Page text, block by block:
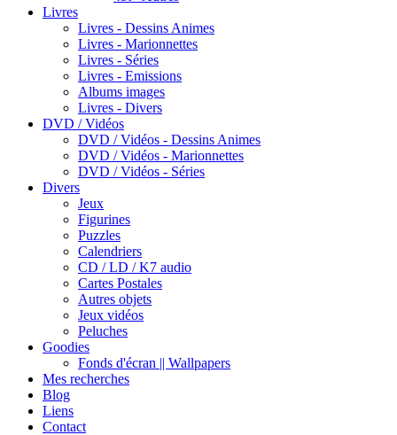
Livres
Livres - Dessins Animes
Livres - Marionnettes
Livres - Séries
Livres - Emissions
Albums images
Livres - Divers
DVD / Vidéos
DVD / Vidéos - Dessins Animes
DVD / Vidéos - Marionnettes
DVD / Vidéos - Séries
Divers
Jeux
Figurines
Puzzles
Calendriers
CD / LD / K7 audio
Cartes Postales
Autres objets
Jeux vidéos
Peluches
Goodies
Fonds d'écran || Wallpapers
Mes recherches
Blog
Liens
Contact